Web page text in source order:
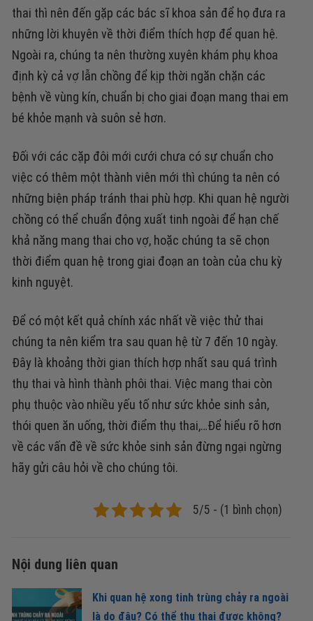
thai thì nên đến gặp các bác sĩ khoa sản để họ đưa ra
những lời khuyên về thời điểm thích hợp để quan hệ.
Ngoài ra, chúng ta nên thường xuyên khám phụ khoa
định kỳ cả vợ lẫn chồng để kịp thời ngăn chặn các
bệnh về vùng kín, chuẩn bị cho giai đoạn mang thai em
bé khỏe mạnh và suôn sẻ hơn.
Đối với các cặp đôi mới cưới chưa có sự chuẩn cho
việc có thêm một thành viên mới thì chúng ta nên có
những biện pháp tránh thai phù hợp. Khi quan hệ người
chồng có thể chuẩn động xuất tinh ngoài để hạn chế
khả năng mang thai cho vợ, hoặc chúng ta sẽ chọn
thời điểm quan hệ trong giai đoạn an toàn của chu kỳ
kinh nguyệt.
Để có một kết quả chính xác nhất về việc thử thai
chúng ta nên kiểm tra sau quan hệ từ 7 đến 10 ngày.
Đây là khoảng thời gian thích hợp nhất sau quá trình
thụ thai và hình thành phôi thai. Việc mang thai còn
phụ thuộc vào nhiều yếu tố như sức khỏe sinh sản,
thói quen ăn uống, thời điểm thụ thai,…Để hiểu rõ hơn
về các vấn đề về sức khỏe sinh sản đừng ngại ngừng
hãy gửi câu hỏi về cho chúng tôi.
5/5 - (1 bình chọn)
Nội dung liên quan
Khi quan hệ xong tinh trùng chảy ra ngoài
là do đâu? Có thể thụ thai được không?